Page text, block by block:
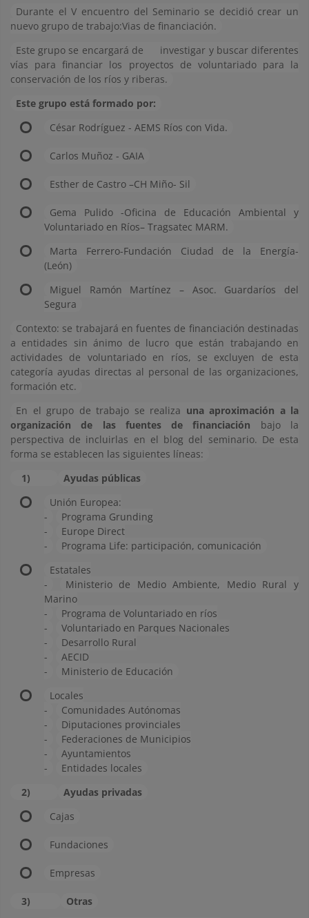
Durante el V encuentro del Seminario se decidió crear un
nuevo grupo de trabajo:Vias de financiación.
Este grupo se encargará de
investigar y buscar diferentes
vías para financiar los proyectos de voluntariado para la
conservación de los ríos y riberas.
Este grupo está formado por:
César Rodríguez - AEMS Ríos con Vida.
Carlos Muñoz - GAIA
Esther de Castro –CH Miño- Sil
Gema Pulido -Oficina de Educación Ambiental y
Voluntariado en Ríos– Tragsatec MARM.
Marta Ferrero-Fundación Ciudad de la Energía-
(León)
Miguel Ramón Martínez – Asoc. Guardaríos del
Segura
Contexto: se trabajará en fuentes de financiación destinadas
a entidades sin ánimo de lucro que están trabajando en
actividades de voluntariado en ríos, se excluyen de esta
categoría ayudas directas al personal de las organizaciones,
formación etc.
En el grupo de trabajo se realiza una aproximación a la
organización de las fuentes de financiación bajo la
perspectiva de incluirlas en el blog del seminario. De esta
forma se establecen las siguientes líneas:
1)
Ayudas públicas
Unión Europea:
-
Programa Grunding
-
Europe Direct
-
Programa Life: participación, comunicación
Estatales
-
Ministerio de Medio Ambiente, Medio Rural y
Marino
-
Programa de Voluntariado en ríos
-
Voluntariado en Parques Nacionales
-
Desarrollo Rural
-
AECID
-
Ministerio de Educación
Locales
-
Comunidades Autónomas
-
Diputaciones provinciales
-
Federaciones de Municipios
-
Ayuntamientos
-
Entidades locales
2)
Ayudas privadas
Cajas
Fundaciones
Empresas
3)
Otras